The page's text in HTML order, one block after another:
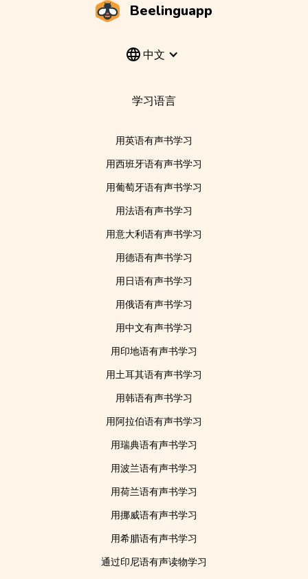
Beelinguapp
中文
学习语言
用英语有声书学习
用西班牙语有声书学习
用葡萄牙语有声书学习
用法语有声书学习
用意大利语有声书学习
用德语有声书学习
用日语有声书学习
用俄语有声书学习
用中文有声书学习
用印地语有声书学习
用土耳其语有声书学习
用韩语有声书学习
用阿拉伯语有声书学习
用瑞典语有声书学习
用波兰语有声书学习
用荷兰语有声书学习
用挪威语有声书学习
用希腊语有声书学习
通过印尼语有声读物学习